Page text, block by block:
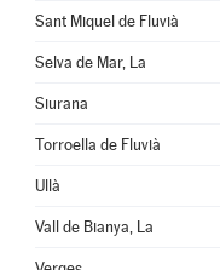
Sant Miquel de Fluvià
Selva de Mar, La
Siurana
Torroella de Fluvià
Ullà
Vall de Bianya, La